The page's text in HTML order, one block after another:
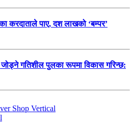
करदाताले पाए, दश लाखको ‘बम्पर’
जोड्ने गतिशील पुलका रूपमा विकास गरिन्छ: